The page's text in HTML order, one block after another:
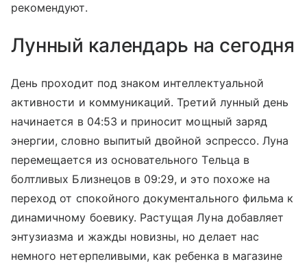
рекомендуют.
Лунный календарь на сегодня
День проходит под знаком интеллектуальной
активности и коммуникаций. Третий лунный день
начинается в 04:53 и приносит мощный заряд
энергии, словно выпитый двойной эспрессо. Луна
перемещается из основательного Тельца в
болтливых Близнецов в 09:29, и это похоже на
переход от спокойного документального фильма к
динамичному боевику. Растущая Луна добавляет
энтузиазма и жажды новизны, но делает нас
немного нетерпеливыми, как ребенка в магазине